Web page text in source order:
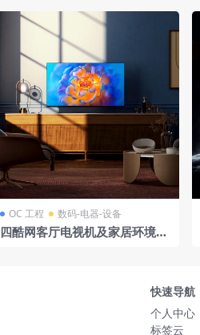
OC 工程 数码-电器-设备
四酷网客厅电视机及家居环境模
快速导航
个人中心
标签云